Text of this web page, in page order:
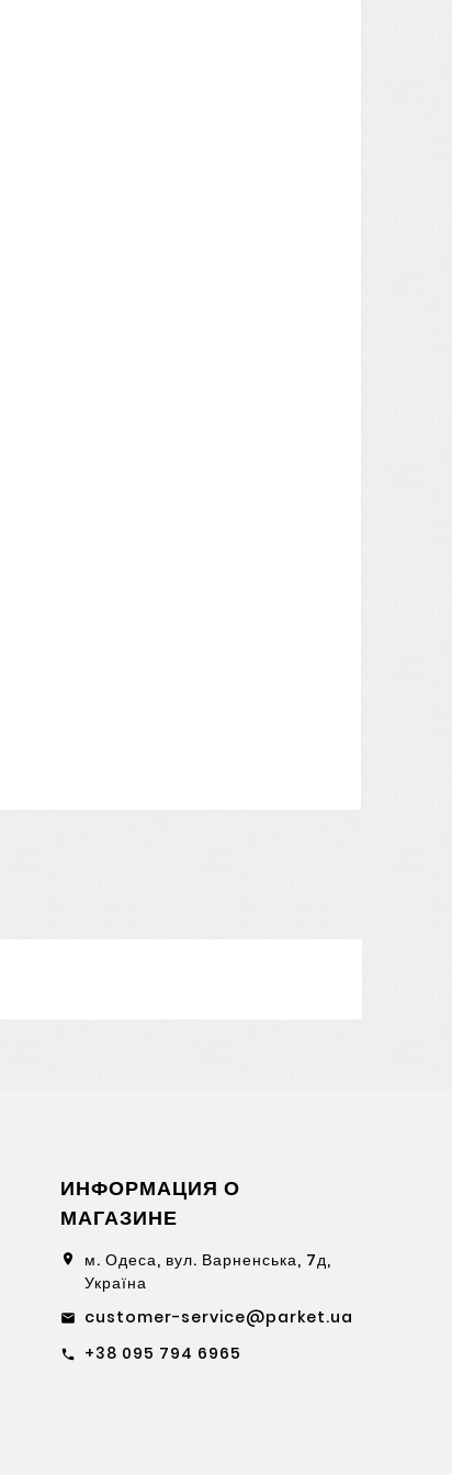
ИНФОРМАЦИЯ О
МАГАЗИНЕ
location_on
м. Одеса, вул. Варненська, 7д,
Україна
email customer-service@parket.ua
call +38 095 794 6965